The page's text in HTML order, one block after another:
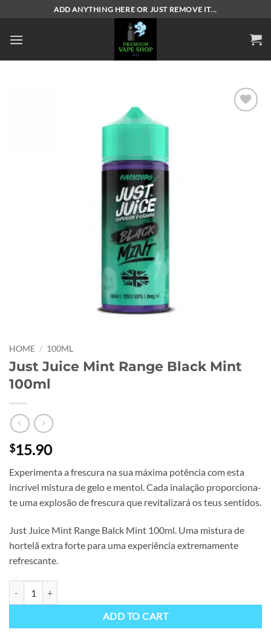
content
ADD ANYTHING HERE OR JUST REMOVE IT...
HOME / 100ML
Just Juice Mint Range Black Mint
100ml
$15.90
Experimenta a frescura na sua máxima potência com esta
incrível mistura de gelo e mentol. Cada inalação proporciona-
te uma explosão de frescura que revitalizará os teus sentidos.
Just Juice Mint Range Balck Mint 100ml. Uma mistura de
hortelã extra forte para uma experiência extremamente
refrescante.
ADD TO CART